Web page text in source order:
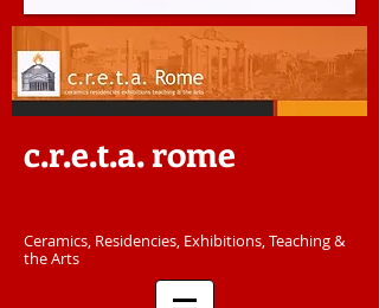
c.r.e.t.a. rome
C​eramics, Residencies, Exhibitions, Teaching &
the Arts​​